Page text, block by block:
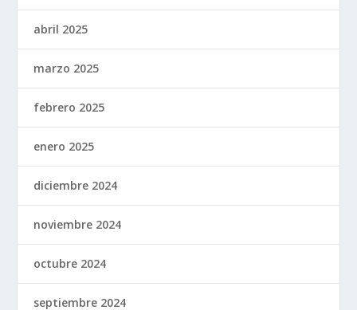
abril 2025
marzo 2025
febrero 2025
enero 2025
diciembre 2024
noviembre 2024
octubre 2024
septiembre 2024